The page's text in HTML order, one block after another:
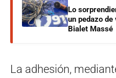
Lo
un pedazo
Bialet Massé
La adhesión,